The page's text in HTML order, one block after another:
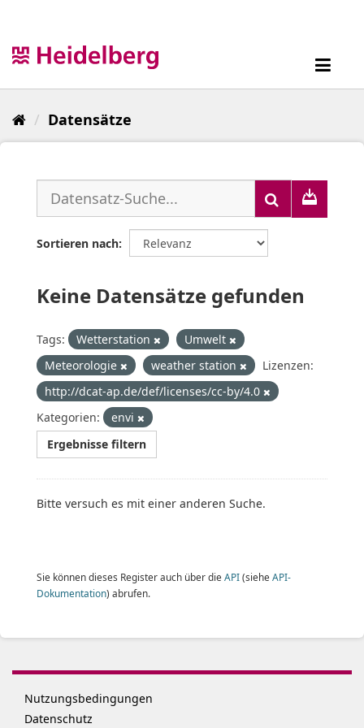
Datensätze
Sortieren nach
Keine Datensätze gefunden
Tags: Wetterstation
Umwelt
Meteorologie
weather station
Lizenzen:
http://dcat-ap.de/def/licenses/cc-by/4.0
Kategorien:
envi
Ergebnisse filtern
Bitte versuch es mit einer anderen Suche.
Sie können dieses Register auch über die API(siehe API-
Dokumentation) abrufen.
Nutzungsbedingungen
Datenschutz